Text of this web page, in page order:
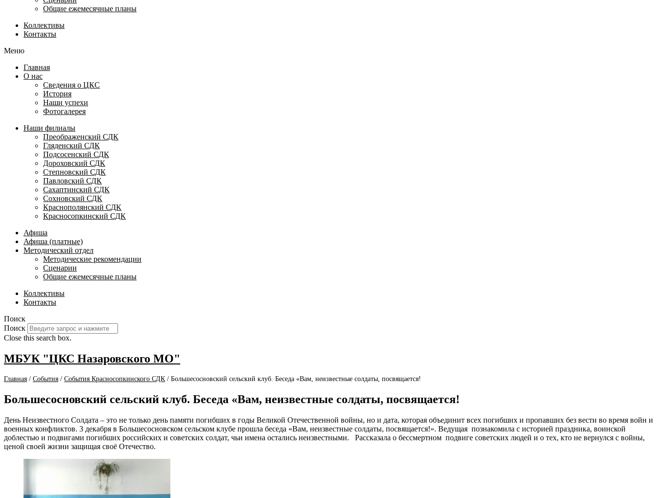
Общие ежемесячные планы
Коллективы
Контакты
Меню
Главная
О нас
Сведения о ЦКС
История
Наши успехи
Фотогалерея
Наши филиалы
Преображенский СДК
Гляденский СДК
Подсосенский СДК
Дороховский СДК
Степновский СДК
Павловский СДК
Сахаптинский СДК
Сохновский СДК
Краснополянский СДК
Красносопкинский СДК
Афиша
Афиша (платные)
Методический отдел
Методические рекомендации
Сценарии
Общие ежемесячные планы
Коллективы
Контакты
Поиск
Поиск
Close this search box.
МБУК "ЦКС Назаровского МО"
Главная / События / События Красносопкинского СДК / Большесосновский сельский клуб. Беседа «Вам, неизвестные солдаты, посвящается!
Большесосновский сельский клуб. Беседа «Вам, неизвестные солдаты, посвящается!
День Неизвестного Солдата – это не только день памяти погибших в годы Великой Отечественной войны, но и дата, которая объединит всех погибших и пропавших без вести во время войн и
военных конфликтов. 3 декабря в Большесосновском сельском клубе прошла беседа «Вам, неизвестные солдаты, посвящается!». Ведущая познакомила с историей праздника, воинской
доблестью и подвигами погибших российских и советских солдат, чьи имена остались неизвестными. Рассказала о бессмертном подвиге советских людей и о тех, кто не вернулся с войны,
ценой своей жизни защищая своё Отечество.